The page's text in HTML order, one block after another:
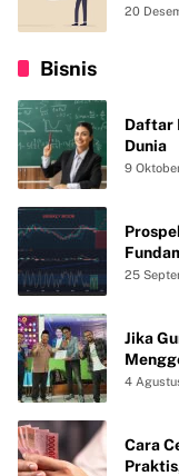
20
Bisnis
Daftar
Dunia
9
25
Jika
4
Cara